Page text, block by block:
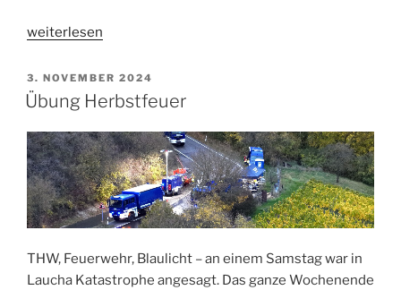
„Übung
weiterlesen
VERÖFFENTLICHT
AM
3. NOVEMBER 2024
Übung Herbstfeuer
THW, Feuerwehr, Blaulicht – an einem Samstag war in
Laucha Katastrophe angesagt. Das ganze Wochenende